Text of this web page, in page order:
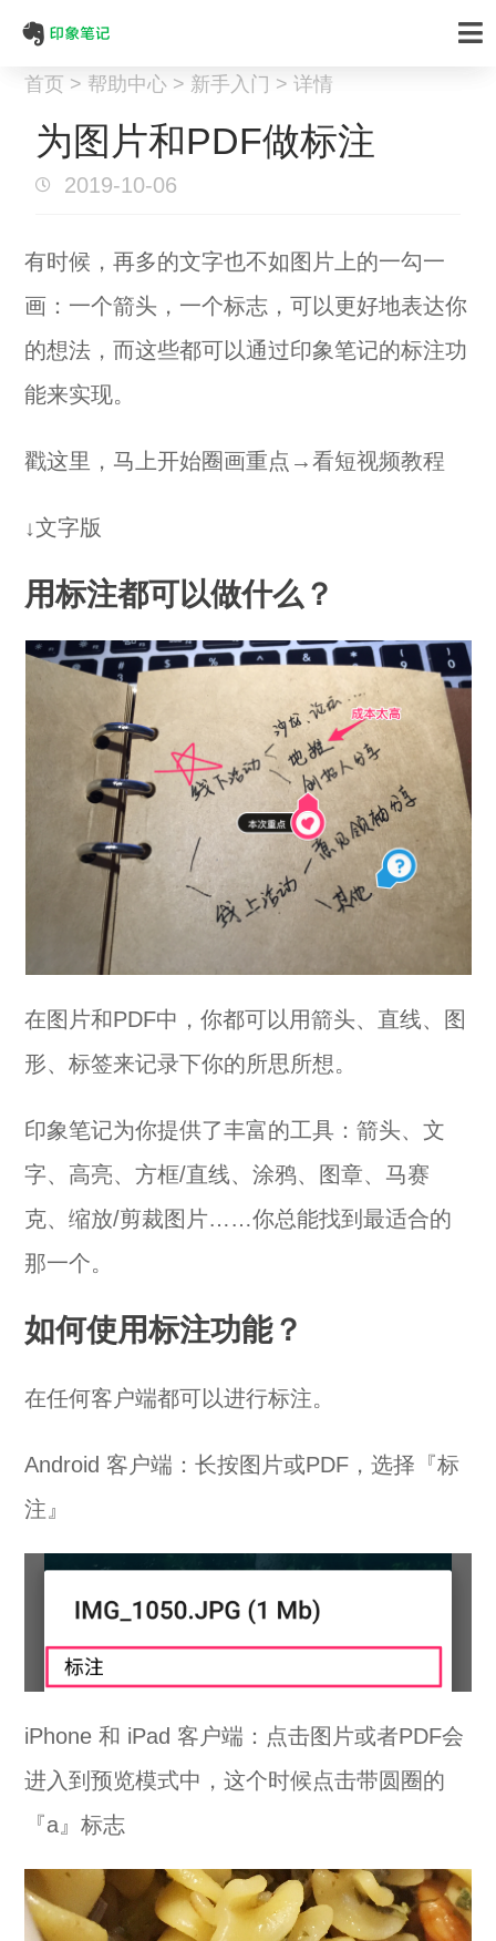
首页 > 帮助中心 > 新手入门 > 详情
为图片和PDF做标注
2019-10-06
有时候，再多的文字也不如图片上的一勾一
画：一个箭头，一个标志，可以更好地表达你
的想法，而这些都可以通过印象笔记的标注功
能来实现。
戳这里，马上开始圈画重点→看短视频教程
↓文字版
用标注都可以做什么？
在图片和PDF中，你都可以用箭头、直线、图
形、标签来记录下你的所思所想。
印象笔记为你提供了丰富的工具：箭头、文
字、高亮、方框/直线、涂鸦、图章、马赛
克、缩放/剪裁图片……你总能找到最适合的
那一个。
如何使用标注功能？
在任何客户端都可以进行标注。
Android 客户端：长按图片或PDF，选择『标
注』
iPhone 和 iPad 客户端：点击图片或者PDF会
进入到预览模式中，这个时候点击带圆圈的
『a』标志